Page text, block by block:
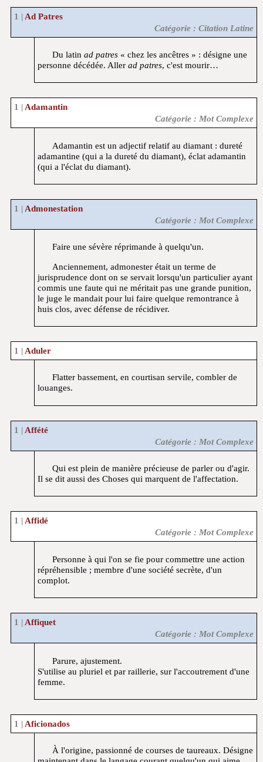
Ad Patres
Catégorie : Citation Latine
Du latin ad patres « chez les ancêtres » : désigne une
personne décédée. Aller ad patres, c'est mourir…
Adamantin
Catégorie : Mot Complexe
Adamantin est un adjectif relatif au diamant : dureté
adamantine (qui a la dureté du diamant), éclat adamantin
(qui a l'éclat du diamant).
Admonestation
Catégorie : Mot Complexe
Faire une sévère réprimande à quelqu'un.
Anciennement, admonester était un terme de
jurisprudence dont on se servait lorsqu'un particulier ayant
commis une faute qui ne méritait pas une grande punition,
le juge le mandait pour lui faire quelque remontrance à
huis clos, avec défense de récidiver.
Aduler
Flatter bassement, en courtisan servile, combler de
louanges.
Affété
Catégorie : Mot Complexe
Qui est plein de manière précieuse de parler ou d'agir.
Il se dit aussi des Choses qui marquent de l'affectation.
Affidé
Catégorie : Mot Complexe
Personne à qui l'on se fie pour commettre une action
répréhensible ; membre d'une société secrète, d'un
complot.
Affiquet
Catégorie : Mot Complexe
Parure, ajustement.
S'utilise au pluriel et par raillerie, sur l'accoutrement d'une
femme.
Aficionados
À l'origine, passionné de courses de taureaux. Désigne